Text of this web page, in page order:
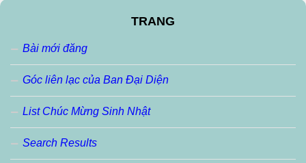
TRANG
Bài mới đăng
Góc liên lạc của Ban Đại Diện
List Chúc Mừng Sinh Nhật
Search Results